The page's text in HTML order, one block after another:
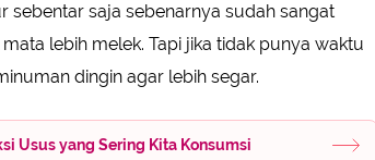
sebentar saja sebenarnya sudah sangat
lebih melek. Tapi jika tidak punya waktu
dingin agar lebih segar.
Usus yang Sering Kita Konsumsi